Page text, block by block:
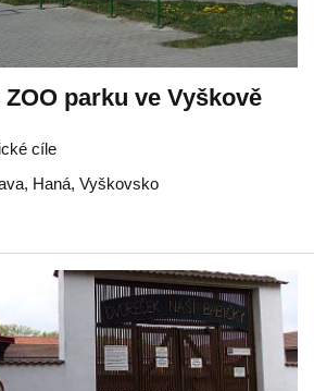
parku ve Vyškově
cíle
, Haná, Vyškovsko